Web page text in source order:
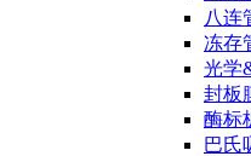
八连
冻存
光学
封板
酶标
巴氏